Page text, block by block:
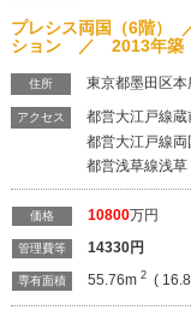
プレシス両国（6階
ション ／ 2013年築
住所 東京都墨田区本
アクセス
都営大江戸線
都営大江戸線
都営浅草線浅
価格 10800万円
管理費等 14330円
専有面積 55.76m2 (